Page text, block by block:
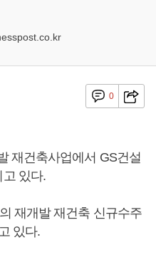
0
재건축사업에서 GS건설
있다.
재개발 재건축 신규수주
있다.